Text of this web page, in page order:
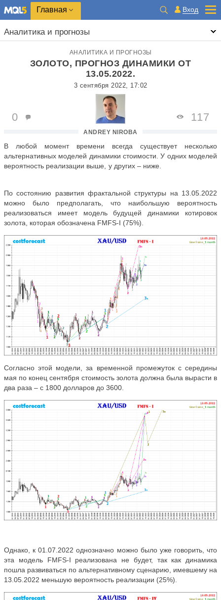
Главная Вход
Аналитика и прогнозы
АНАЛИТИКА И ПРОГНОЗЫ
ЗОЛОТО, ПРОГНОЗ ДИНАМИКИ ОТ
13.05.2022.
3 сентября 2022, 17:02
ANDREY NIROBA
0 117
В любой момент времени всегда существует несколько
альтернативных моделей динамики стоимости. У одних моделей
вероятность реализации выше, у других – ниже.
По состоянию развития фрактальной структуры на 13.05.2022
можно было предполагать, что наибольшую вероятность
реализоваться имеет модель будущей динамики котировок
золота, которая обозначена FMFS-I (75%).
Согласно этой модели, за временной промежуток с середины
мая по конец сентября стоимость золота должна была вырасти в
два раза – с 1800 долларов до 3600.
Однако, к 01.07.2022 однозначно можно было уже говорить, что
эта модель FMFS-I реализована не будет, так как динамика
пошла развиваться по альтернативному сценарию, имевшему на
13.05.2022 меньшую вероятность реализации (25%).